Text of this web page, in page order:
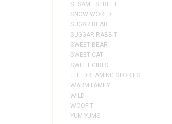
SESAME STREET
SNOW WORLD
SUGAR BEAR
SUGGAR RABBIT
SWEET BEAR
SWEET CAT
SWEET GIRLS
THE DREAMING STORIES
WARM FAMILY
WILD
WOOFIT
YUM YUMS